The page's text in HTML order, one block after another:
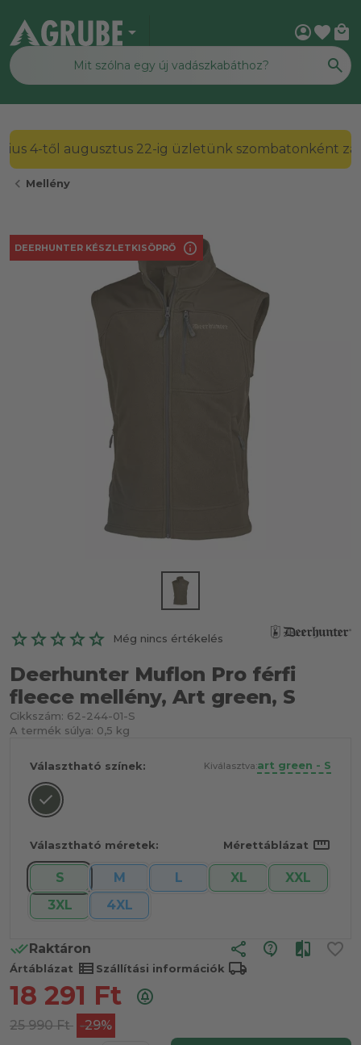
arrow_drop_down account_circlefavorite local_mall
2026. július 4-től augusztus 22-ig üzletünk
chevron_left Mellény
DEERHUNTER KÉSZLETKISÖPRŐ info
Még nincs értékelés
Deerhunter Muflon Pro férfi
fleece mellény, Art green, S
Cikkszám: 62-244-01-S
A termék súlya: 0,5 kg
Választható színek: Kiválasztva:art green - S
Választható méretek: Mérettáblázat straighten
S M L XL
XXL
3XL
4XL
Raktáron share
Ártáblázat view_list Szállítási információk local_shipping
18 291 Ft
25 990 Ft -29%